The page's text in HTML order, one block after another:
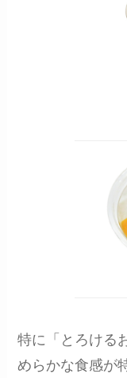
特に「とろける
めらかな食感が